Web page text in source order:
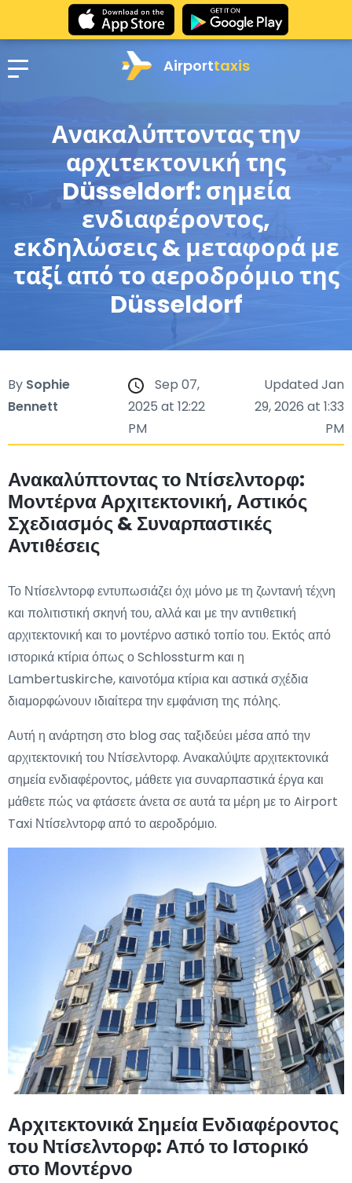
Airporttaxis
Ανακαλύπτοντας την
αρχιτεκτονική της
Düsseldorf: σημεία
ενδιαφέροντος,
εκδηλώσεις & μεταφορά με
ταξί από το αεροδρόμιο της
Düsseldorf
By Sophie
Bennett
Sep 07,
2025 at 12:22
PM
Updated Jan
29, 2026 at 1:33
PM
Ανακαλύπτοντας το Ντίσελντορφ:
Μοντέρνα Αρχιτεκτονική, Αστικός
Σχεδιασμός & Συναρπαστικές
Αντιθέσεις
Το Ντίσελντορφ εντυπωσιάζει όχι μόνο με τη ζωντανή τέχνη
και πολιτιστική σκηνή του, αλλά και με την αντιθετική
αρχιτεκτονική και το μοντέρνο αστικό τοπίο του. Εκτός από
ιστορικά κτίρια όπως ο Schlossturm και η
Lambertuskirche, καινοτόμα κτίρια και αστικά σχέδια
διαμορφώνουν ιδιαίτερα την εμφάνιση της πόλης.
Αυτή η ανάρτηση στο blog σας ταξιδεύει μέσα από την
αρχιτεκτονική του Ντίσελντορφ. Ανακαλύψτε αρχιτεκτονικά
σημεία ενδιαφέροντος, μάθετε για συναρπαστικά έργα και
μάθετε πώς να φτάσετε άνετα σε αυτά τα μέρη με το Airport
Taxi Ντίσελντορφ από το αεροδρόμιο.
Αρχιτεκτονικά Σημεία Ενδιαφέροντος
του Ντίσελντορφ: Από το Ιστορικό
στο Μοντέρνο